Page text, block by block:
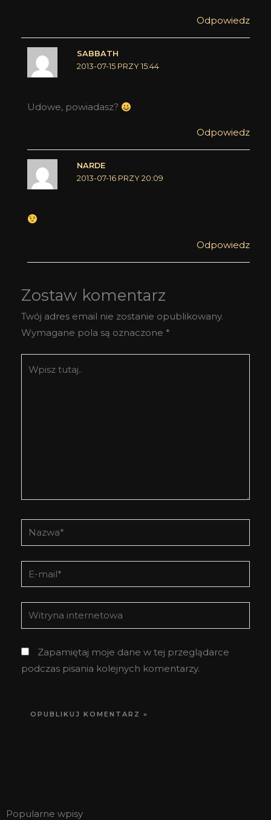
Odpowiedz
SABBATH
2013-07-15 PRZY 15:44
Udowe, powiadasz?
Odpowiedz
NARDE
2013-07-16 PRZY 20:09
Odpowiedz
Zostaw komentarz
Twój adres email nie zostanie opublikowany.
Wymagane pola są oznaczone *
tutaj..
Nazwa*
E-
mail*
Witryna
internetowa
Zapamiętaj moje dane w tej przeglądarce
podczas pisania kolejnych komentarzy.
Popularne wpisy